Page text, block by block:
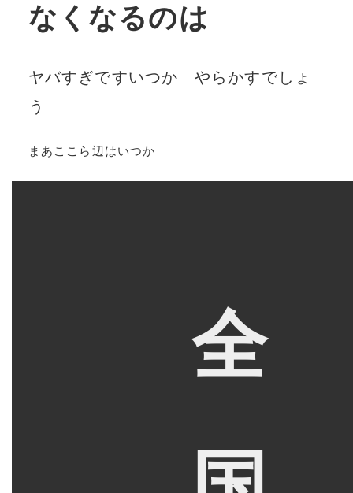
なくなるのは
ヤバすぎですいつか やらかすでしょ
う
まあここら辺はいつか
全